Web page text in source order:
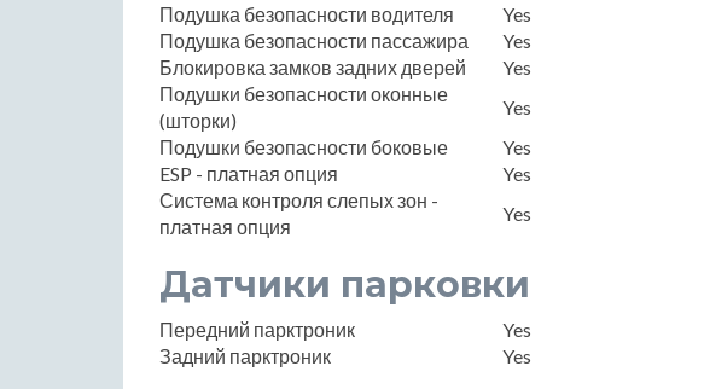
Подушка безопасности водителя
Yes
Подушка безопасности пассажира
Yes
Блокировка замков задних дверей
Yes
Подушки безопасности оконные
(шторки)
Yes
Подушки безопасности боковые
Yes
ESP - платная опция
Yes
Система контроля слепых зон -
платная опция
Yes
Датчики парковки
Передний парктроник
Yes
Задний парктроник
Yes